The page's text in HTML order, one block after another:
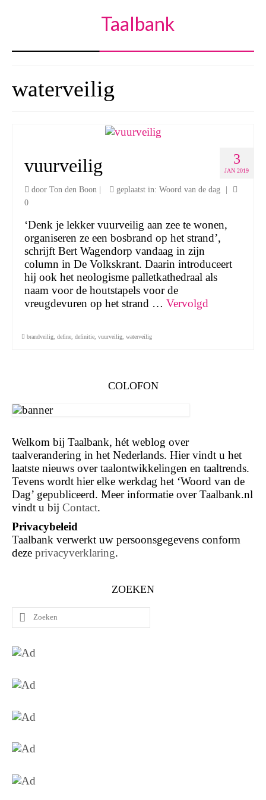
Taalbank
waterveilig
3
JAN 2019
vuurveilig
door Ton den Boon | geplaatst in: Woord van de dag
|
0
‘Denk je lekker vuurveilig aan zee te wonen,
organiseren ze een bosbrand op het strand’,
schrijft Bert Wagendorp vandaag in zijn
column in De Volkskrant. Daarin introduceert
hij ook het neologisme palletkathedraal als
naam voor de houtstapels voor de
vreugdevuren op het strand … Vervolgd
brandveilig define definitie vuurveilig waterveilig
COLOFON
Welkom bij Taalbank, hét weblog over
taalverandering in het Nederlands. Hier vindt u het
laatste nieuws over taalontwikkelingen en taaltrends.
Tevens wordt hier elke werkdag het ‘Woord van de
Dag’ gepubliceerd. Meer informatie over Taalbank.nl
vindt u bij Contact.
Privacybeleid
Taalbank verwerkt uw persoonsgegevens conform
deze privacyverklaring.
ZOEKEN
Zoeken
naar: